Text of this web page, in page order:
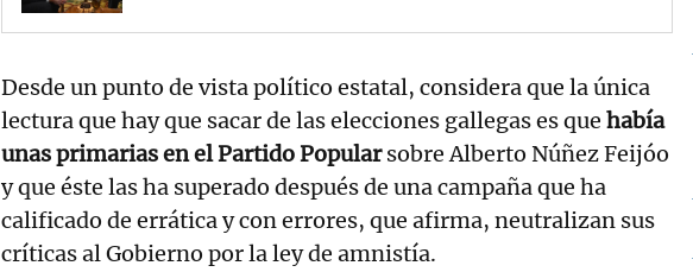
Desde un punto de vista político estatal, considera que la única
lectura que hay que sacar de las elecciones gallegas es que había
unas primarias en el Partido Popularsobre Alberto Núñez Feijóo
y que éste las ha superado después de una campaña que ha
calificado de errática y con errores, que afirma, neutralizan sus
críticas al Gobierno por la ley de amnistía.